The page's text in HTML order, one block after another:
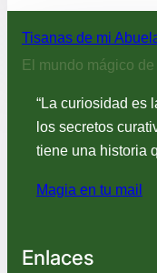
Tisanas de mi
El mundo mágico
“La curiosidad es
los secretos
tiene una historia
Magia en tu mail
Enlaces